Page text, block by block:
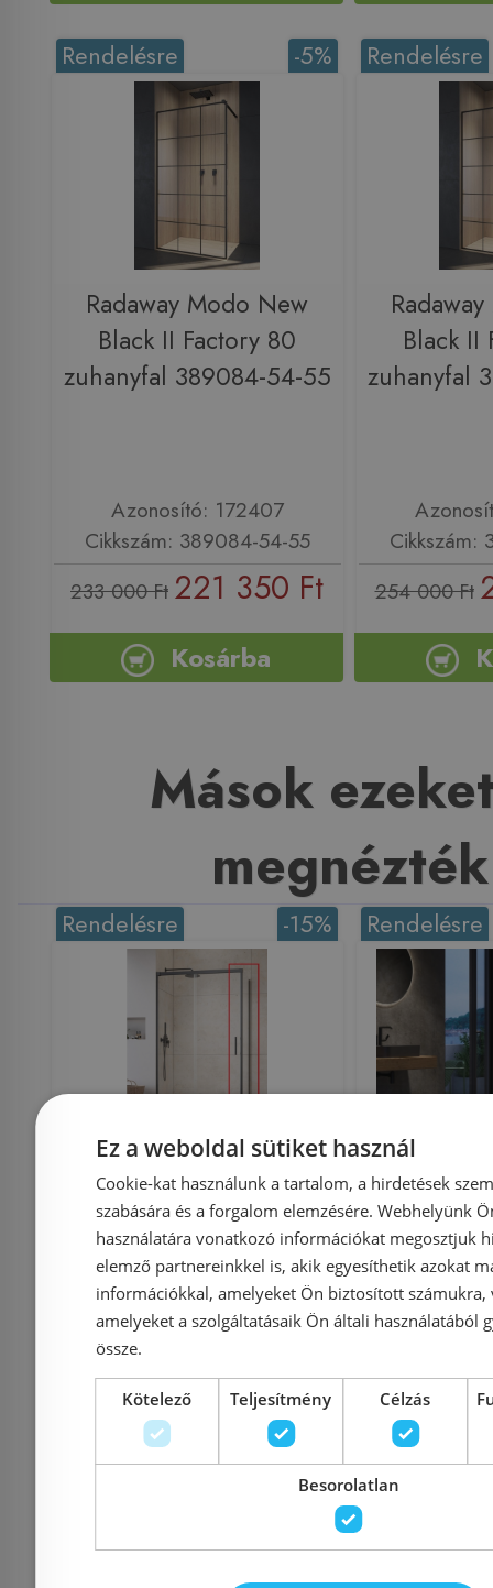
-5%
Rendelésre
Radaway Modo New
Black II Factory 80
zuhanyfal 389084-54-55
Azonosító: 172407
Cikkszám: 389084-54-55
233 000 Ft 221 350 Ft
Kosárba
Rendelésre
Black II
zuhanyfal
Cikkszám:
254 000 Ft
Mások
megnézték
-15%
Rendelésre
Radaway Idea Brushed
GunMetal KDJ szögletes
szálcsiszolt fegyvermetál
zuhanykabin oldalfal rész 90
cm balos 387050-92-01L
Azonosító: 224088
Cikkszám: 387050-92-01L
126 000 Ft107 100 Ft
Rendelésre
Ravak
cm
fekete
Cikkszám:
69 000 Ft
Ez a weboldal sütiket használ
Cookie-kat használunk a tartalom, a hirdetések
szabására és a forgalom elemzésére. Webhelyünk
használatára vonatkozó információkat megosztjuk
elemző partnereinkkel is, akik egyesíthetik azokat
információkkal, amelyeket Ön biztosított számukra,
amelyeket a szolgáltatásaik Ön általi használatából
össze.
Kötelező Teljesítmény Célzás
Besorolatlan